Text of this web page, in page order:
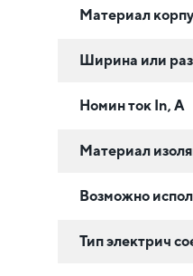
Материал
Ширина или
Номин ток In, А
Материал
Возможно
Тип электрич